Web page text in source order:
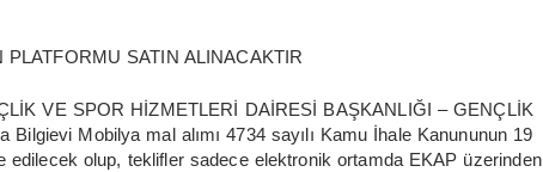
SATIN ALINACAKTIR
VE SPOR HİZMETLERİ DAİRESİ BAŞKANLIĞI – GENÇLİK
Mobilya mal alımı 4734 sayılı Kamu İhale Kanununun 19
edilecek olup, teklifler sadece elektronik ortamda EKAP üzerinden